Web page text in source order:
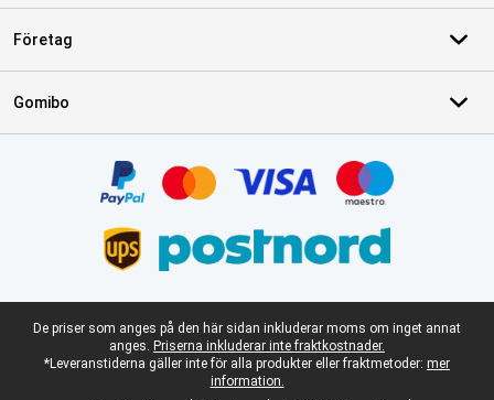
Företag
Gomibo
Juridisk fotnot
De priser som anges på den här sidan inkluderar moms om inget annat
anges. Priserna inkluderar inte fraktkostnader.
*Leveranstiderna gäller inte för alla produkter eller fraktmetoder: mer
information.